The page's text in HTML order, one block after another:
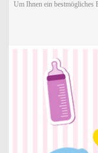
Um Ihnen ein bestmögliches